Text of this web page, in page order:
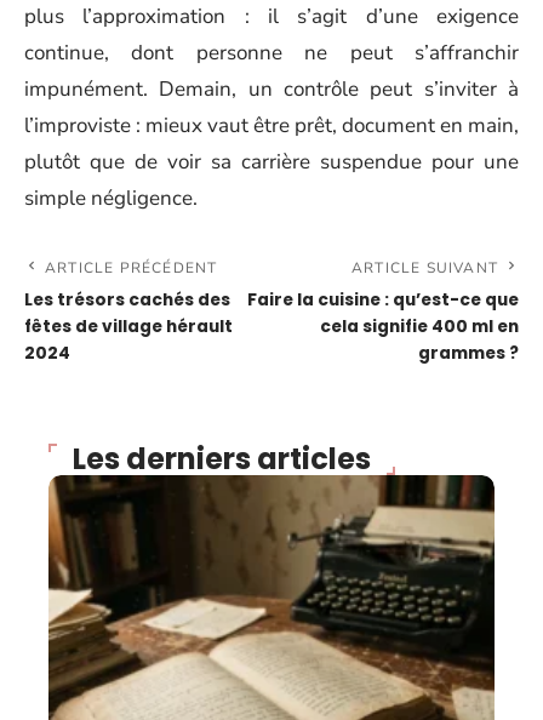
plus l’approximation : il s’agit d’une exigence
continue, dont personne ne peut s’affranchir
impunément. Demain, un contrôle peut s’inviter à
l’improviste : mieux vaut être prêt, document en main,
plutôt que de voir sa carrière suspendue pour une
simple négligence.
ARTICLE PRÉCÉDENT
Les trésors cachés des
fêtes de village hérault
2024
ARTICLE SUIVANT
Faire la cuisine : qu’est-ce que
cela signifie 400 ml en
grammes ?
Les derniers articles